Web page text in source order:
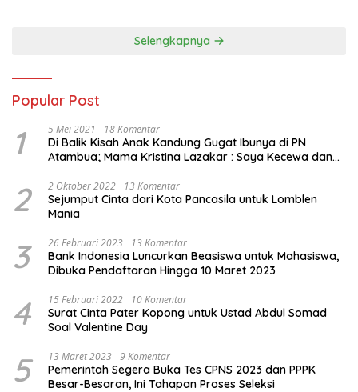
Selengkapnya
Popular Post
1 5 Mei 2021 18 Komentar
Di Balik Kisah Anak Kandung Gugat Ibunya di PN
Atambua; Mama Kristina Lazakar : Saya Kecewa dan
2 2 Oktober 2022 13 Komentar
Sejumput Cinta dari Kota Pancasila untuk Lomblen
Mania
3 26 Februari 2023 13 Komentar
Bank Indonesia Luncurkan Beasiswa untuk Mahasiswa,
Dibuka Pendaftaran Hingga 10 Maret 2023
4 15 Februari 2022 10 Komentar
Surat Cinta Pater Kopong untuk Ustad Abdul Somad
Soal Valentine Day
5 13 Maret 2023 9 Komentar
Pemerintah Segera Buka Tes CPNS 2023 dan PPPK
Besar-Besaran, Ini Tahapan Proses Seleksi